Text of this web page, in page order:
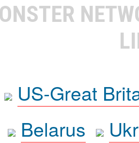
US-Great
Belarus